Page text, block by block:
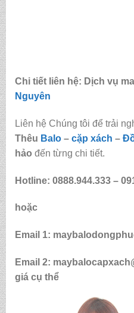
Chi tiết liên hệ: Dịch vụ
Nguyên
Liên hệ Chúng tôi để trải
Thêu Balo– cặp xách –
hảo đến từng chi tiết.
Hotline: 0888.944.333 –
hoặc
Email 1:
Email 2:
giá cụ thể